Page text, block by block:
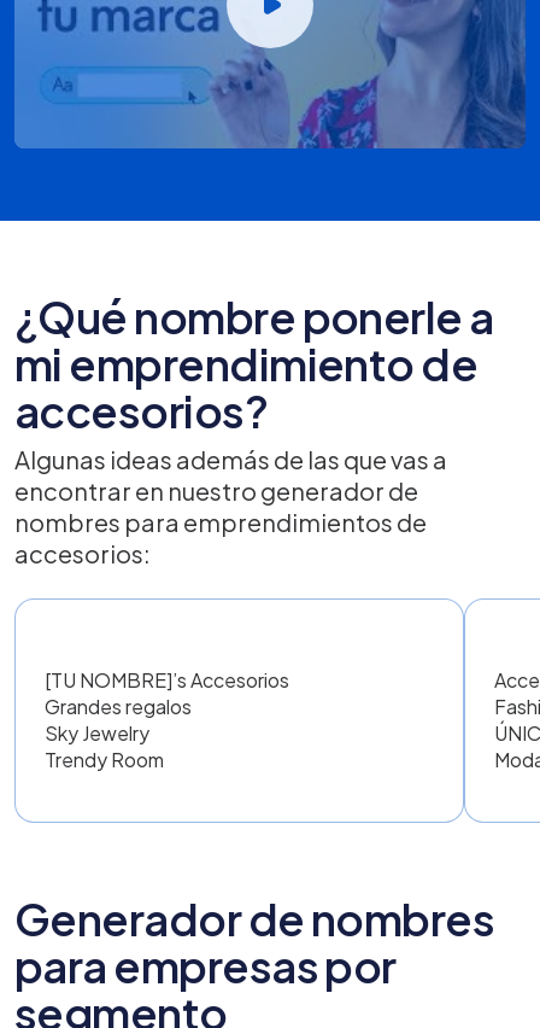
¿Qué nombre ponerle a
mi emprendimiento de
accesorios?
Algunas ideas además de las que vas a
encontrar en nuestro generador de
nombres para emprendimientos de
accesorios:
[TU NOMBRE]’s Accesorios
Grandes regalos
Sky Jewelry
Trendy Room
Generador de nombres
para empresas por
segmento